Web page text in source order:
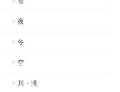
夜
冬
空
川・滝